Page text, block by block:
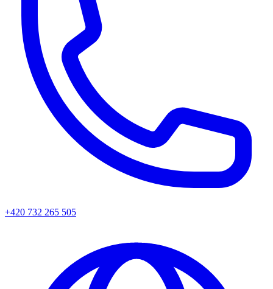
+420 732 265 505